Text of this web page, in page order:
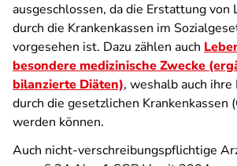
ausgeschlossen, da die Erstattung
durch die Krankenkassen im
vorgesehen ist. Dazu zählen auch
besondere medizinische Zwecke
bilanzierte Diäten), weshalb auch
durch die gesetzlichen Krankenkassen
werden können.
Auch nicht-verschreibungspflichtige